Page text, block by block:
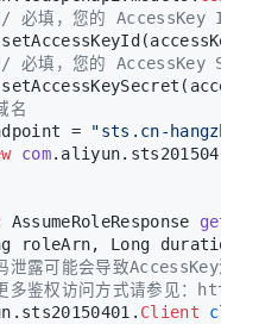
必填，您的 AccessKey ID
必填，您的 AccessKey
名
=
"sts.cn-
com
AssumeRoleResponse getSts
roleArn, Long
露可能会导致AccessKey泄露
多鉴权访问方式请参见：
Client